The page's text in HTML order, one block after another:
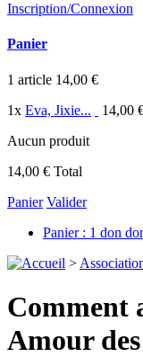
Inscription/Connexion
Panier
1 article 14,00 €
1x Eva, Jixie...
14,00
Aucun produit
14,00 € Total
Panier Valider
Panier : 1 don
>
Comment
Amour